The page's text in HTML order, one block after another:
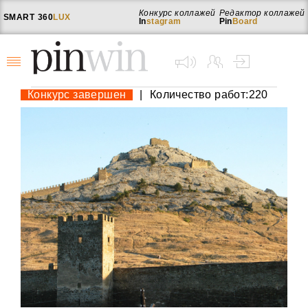
SMART 360LUX
Редактор коллажей
Pin Board
Конкурс коллажей
Instagram
Конкурс завершен Количество работ:220